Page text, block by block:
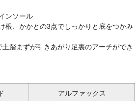
ンソール
根、かかとの3点でしっかりと底をつかみ
踏まずが引きあがり足裏のアーチができ
アルファックス